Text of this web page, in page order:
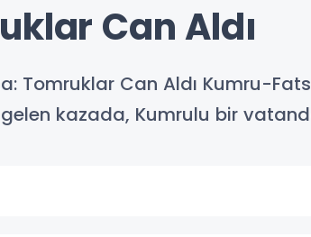
Can Aldı
Tomruklar Can Aldı Kumru-
kazada, Kumrulu bir